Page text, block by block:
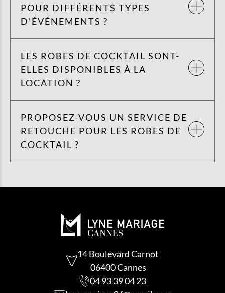
POUR DIFFÉRENTS TYPES
D’ÉVÉNEMENTS ?
LES ROBES DE COCKTAIL SONT-
ELLES DISPONIBLES À LA
LOCATION ?
PROPOSEZ-VOUS UN SERVICE DE
RETOUCHE POUR LES ROBES DE
COCKTAIL ?
14 Boulevard Carnot
06400 Cannes
04 93 39 04 23